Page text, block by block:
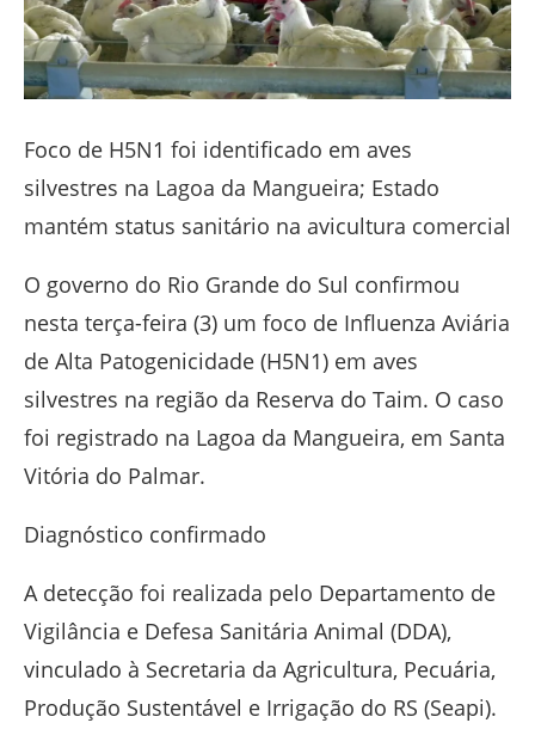
Foco de H5N1 foi identificado em aves
silvestres na Lagoa da Mangueira; Estado
mantém status sanitário na avicultura comercial
O governo do Rio Grande do Sul confirmou
nesta terça-feira (3) um foco de Influenza Aviária
de Alta Patogenicidade (H5N1) em aves
silvestres na região da Reserva do Taim. O caso
foi registrado na Lagoa da Mangueira, em Santa
Vitória do Palmar.
Diagnóstico confirmado
A detecção foi realizada pelo Departamento de
Vigilância e Defesa Sanitária Animal (DDA),
vinculado à Secretaria da Agricultura, Pecuária,
Produção Sustentável e Irrigação do RS (Seapi).